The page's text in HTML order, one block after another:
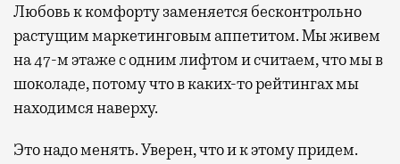
Любовь к комфорту заменяется бесконтрольно
растущим маркетинговым аппетитом. Мы живем
на 47-м этаже с одним лифтом и считаем, что мы в
шоколаде, потому что в каких-то рейтингах мы
находимся наверху.
Это надо менять. Уверен, что и к этому придем.